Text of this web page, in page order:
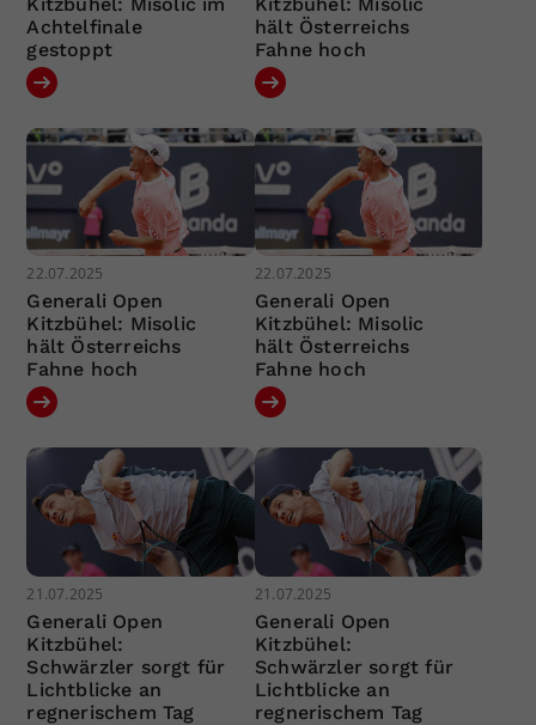
Achtelfinale
gestoppt
hält Österreichs
Fahne hoch
22.07.2025
Generali Open
Kitzbühel: Misolic
hält Österreichs
Fahne hoch
22.07.2025
Generali Open
Kitzbühel: Misolic
hält Österreichs
Fahne hoch
21.07.2025
Generali Open
Kitzbühel:
Schwärzler sorgt für
Lichtblicke an
regnerischem Tag
21.07.2025
Generali Open
Kitzbühel:
Schwärzler sorgt für
Lichtblicke an
regnerischem Tag